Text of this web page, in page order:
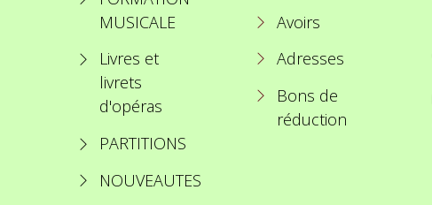
MUSICALE
Livres et
livrets
d'opéras
PARTITIONS
NOUVEAUTES
Avoirs
Adresses
Bons de
réduction